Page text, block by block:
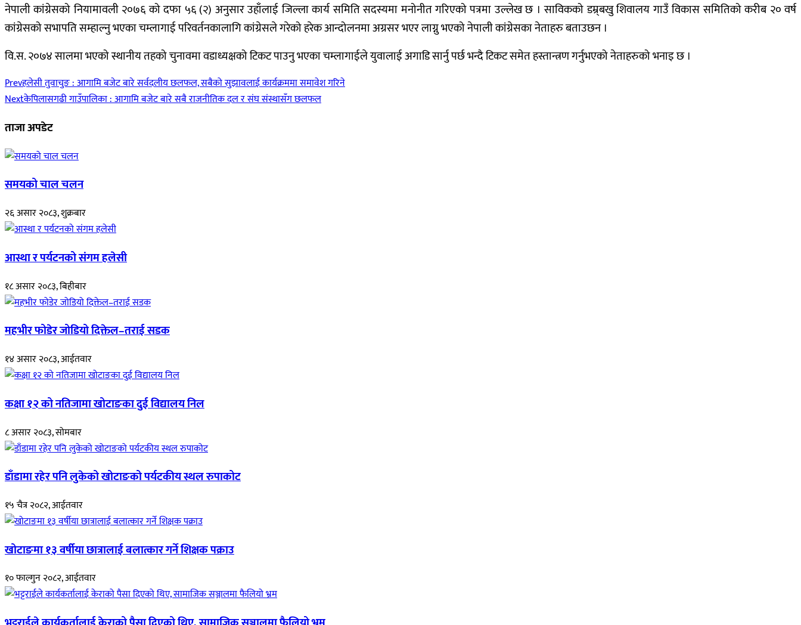
नेपाली कांग्रेसको नियामावली २०७६ को दफा ५६ (२) अनुसार उहाँलाई जिल्ला कार्य समिति सदस्यमा मनोनीत गरिएको पत्रमा उल्लेख छ । साविकको डम्र्बखु शिवालय गाउँ विकास समितिको करीब २० वर्ष
कांग्रेसको सभापति सम्हाल्नु भएका चम्लागाई परिवर्तनकालागि कांग्रेसले गरेको हरेक आन्दोलनमा अग्रसर भएर लाग्नु भएको नेपाली कांग्रेसका नेताहरु बताउछन ।
वि.स. २०७४ सालमा भएको स्थानीय तहको चुनावमा वडाध्यक्षको टिकट पाउनु भएका चम्लागाईले युवालाई अगाडि सार्नु पर्छ भन्दै टिकट समेत हस्तान्त्रण गर्नुभएको नेताहरुको भनाइ छ ।
Prevहलेसी तुवाचुङ : आगामि बजेट बारे सर्वदलीय छलफल, सबैको सुझावलाई कार्यक्रममा समावेश गरिने
Nextकेपिलासगढी गाउँपालिका : आगामि बजेट बारे सबै राजनीतिक दल र संघ संस्थासँग छलफल
ताजा अपडेट
समयको चाल चलन
२६ असार २०८३, शुक्रबार
आस्था र पर्यटनको संगम हलेसी
१८ असार २०८३, बिहीबार
महभीर फोडेर जोडियो दिक्तेल–तराई सडक
१४ असार २०८३, आईतवार
कक्षा १२ को नतिजामा खोटाङका दुई विद्यालय निल
८ असार २०८३, सोमबार
डाँडामा रहेर पनि लुकेको खोटाङको पर्यटकीय स्थल रुपाकोट
१५ चैत्र २०८२, आईतवार
खोटाङमा १३ वर्षीया छात्रालाई बलात्कार गर्ने शिक्षक पक्राउ
१० फाल्गुन २०८२, आईतवार